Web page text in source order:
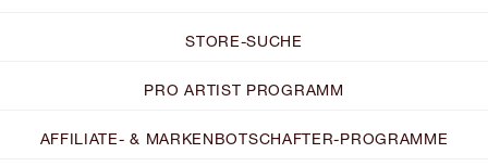
STORE-SUCHE
PRO ARTIST PROGRAMM
AFFILIATE- & MARKENBOTSCHAFTER-PROGRAMME